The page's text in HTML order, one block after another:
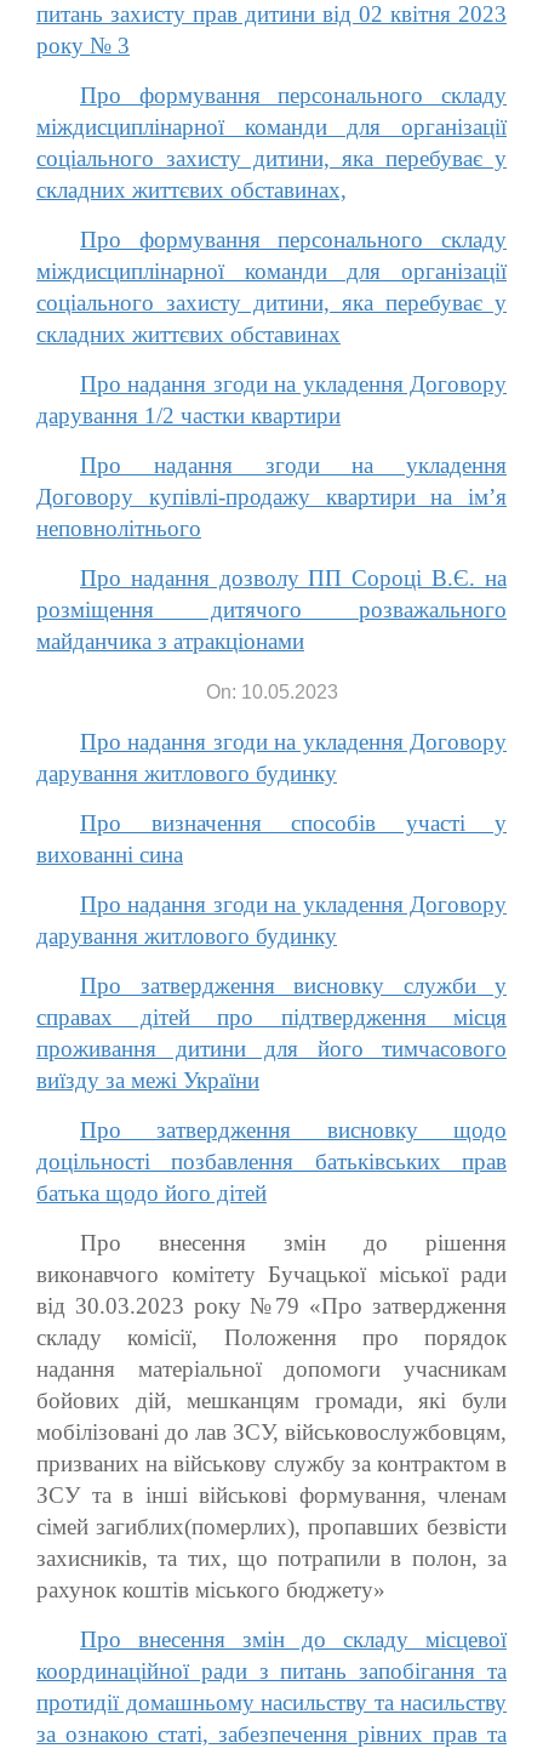
питань захисту прав дитини від 02 квітня 2023
року № 3
Про формування персонального складу
міждисциплінарної команди для організації
соціального захисту дитини, яка перебуває у
складних життєвих обставинах,
Про формування персонального складу
міждисциплінарної команди для організації
соціального захисту дитини, яка перебуває у
складних життєвих обставинах
Про надання згоди на укладення Договору
дарування 1/2 частки квартири
Про надання згоди на укладення
Договору купівлі-продажу квартири на ім’я
неповнолітнього
Про надання дозволу ПП Сороці В.Є. на
розміщення дитячого розважального
майданчика з атракціонами
On: 10.05.2023
Про надання згоди на укладення Договору
дарування житлового будинку
Про визначення способів участі у
вихованні сина
Про надання згоди на укладення Договору
дарування житлового будинку
Про затвердження висновку служби у
справах дітей про підтвердження місця
проживання дитини для його тимчасового
виїзду за межі України
Про затвердження висновку щодо
доцільності позбавлення батьківських прав
батька щодо його дітей
Про внесення змін до рішення
виконавчого комітету Бучацької міської ради
від 30.03.2023 року №79 «Про затвердження
складу комісії, Положення про порядок
надання матеріальної допомоги учасникам
бойових дій, мешканцям громади, які були
мобілізовані до лав ЗСУ, військовослужбовцям,
призваних на військову службу за контрактом в
ЗСУ та в інші військові формування, членам
сімей загиблих(померлих), пропавших безвісти
захисників, та тих, що потрапили в полон, за
рахунок коштів міського бюджету»
Про внесення змін до складу місцевої
координаційної ради з питань запобігання та
протидії домашньому насильству та насильству
за ознакою статі, забезпечення рівних прав та